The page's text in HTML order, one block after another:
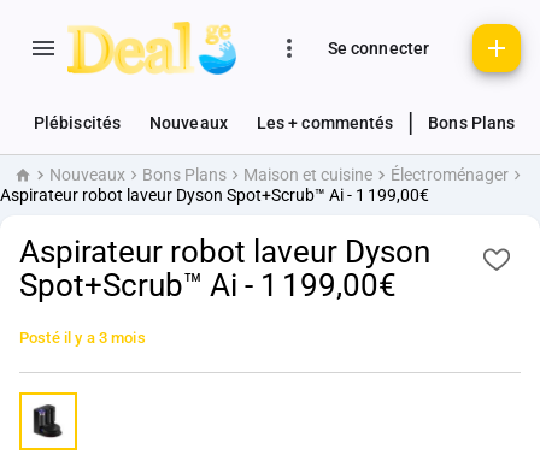
Se connecter
Plébiscités Nouveaux Les + commentés Bons Plans
AccueilNouveaux Bons Plans Maison et cuisine
Électroménager
Aspirateur robot laveur Dyson Spot+Scrub™ Ai - 1 199,00€
Aspirateur robot laveur Dyson
Spot+Scrub™ Ai - 1 199,00€
Posté il y a 3 mois